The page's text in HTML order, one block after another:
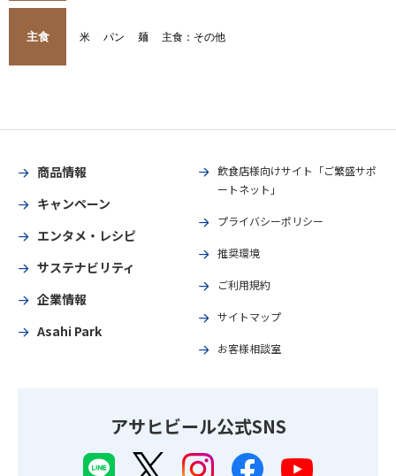
主食 米 パン 麺 主食：その他
商品情報
キャンペーン
エンタメ・レシピ
サステナビリティ
企業情報
Asahi Park
飲食店様向けサイト「ご繁盛サポ
ートネット」
プライバシーポリシー
推奨環境
ご利用規約
サイトマップ
お客様相談室
アサヒビール公式SNS